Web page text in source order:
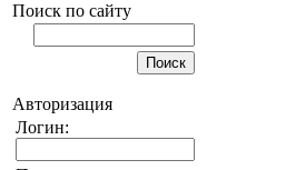
Поиск по сайту
Авторизация
Логин: